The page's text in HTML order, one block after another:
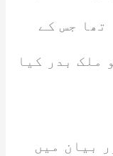
تھا جس کے
ملک بدر کیا
بیان میں